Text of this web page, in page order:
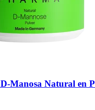
D-​Manosa Natural en